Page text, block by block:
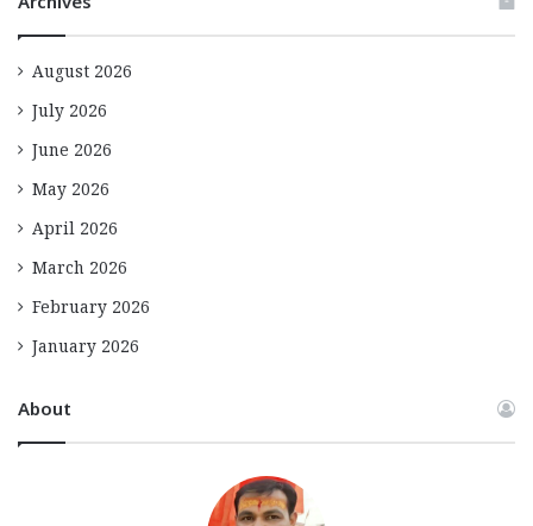
August 2026
July 2026
June 2026
May 2026
April 2026
March 2026
February 2026
January 2026
About